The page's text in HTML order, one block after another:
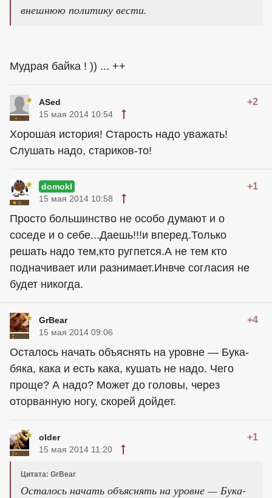
внешнюю политику вести.
Мудрая байка ! )) ... ++
ASed +2
15 мая 2014 10:54
Хорошая история! Старость надо уважать!
Слушать надо, стариков-то!
domokl +1
15 мая 2014 10:58
Просто большинство не особо думают и о
соседе и о себе...Даешь!!!и вперед.Только
решать надо тем,кто ругпется.А не тем кто
подначивает или разнимает.Инвче согласия не
будет никогда.
GrBear +4
15 мая 2014 09:06
Осталось начать объяснять на уровне — Бука-
бяка, кака и есть кака, кушать не надо. Чего
проще? А надо? Может до головы, через
оторванную ногу, скорей дойдет.
older +1
15 мая 2014 11:20
Цитата: GrBear
Осталось начать объяснять на уровне — Бука-